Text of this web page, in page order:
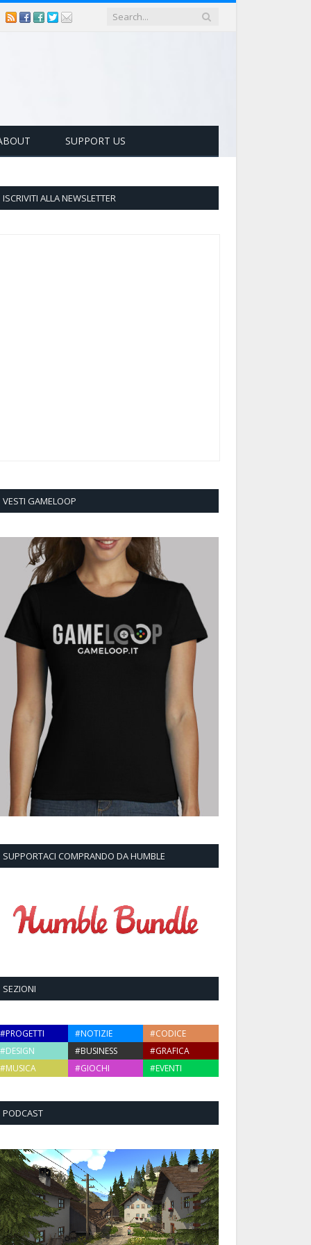
SUPPORT US
ISCRIVITI ALLA NEWSLETTER
VESTI GAMELOOP
SUPPORTACI COMPRANDO DA HUMBLE
SEZIONI
#PROGETTI #NOTIZIE
#CODICE
#DESIGN
#BUSINESS
#GRAFICA
#MUSICA
#GIOCHI #EVENTI
PODCAST